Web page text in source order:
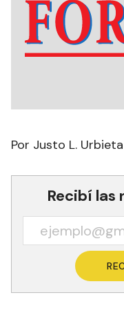
Por Justo L. Urbieta
Recibí las